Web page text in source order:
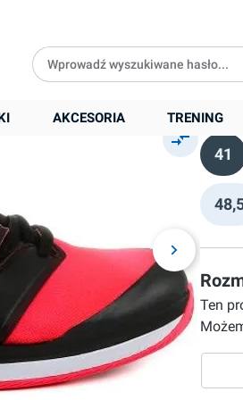
AKCESORIA TRENING
Cena
41
Ten